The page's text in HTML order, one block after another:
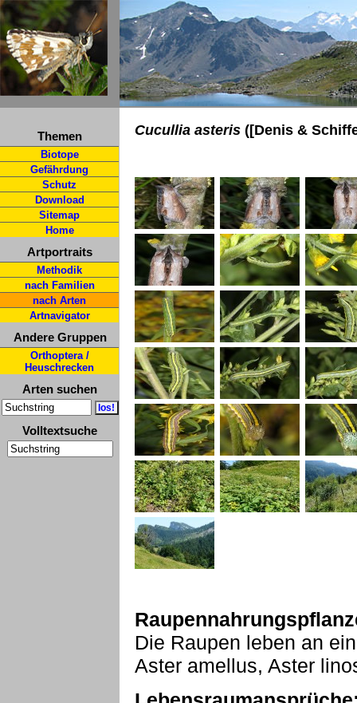
Themen
Biotope
Gefährdung
Schutz
Download
Sitemap
Home
Artportraits
Methodik
nach Familien
nach Arten
Artnavigator
Andere Gruppen
Orthoptera /
Heuschrecken
Arten suchen
Volltextsuche
Cucullia asteris ([Denis &
Die Raupen leben an
Aster amellus, Aster